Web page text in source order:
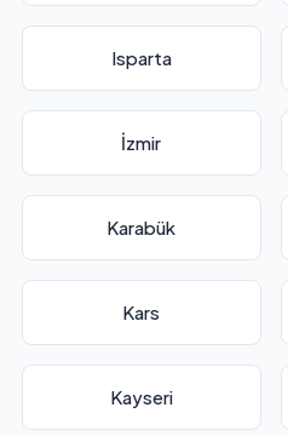
Isparta
İzmir
Karabük
Kars
Kayseri